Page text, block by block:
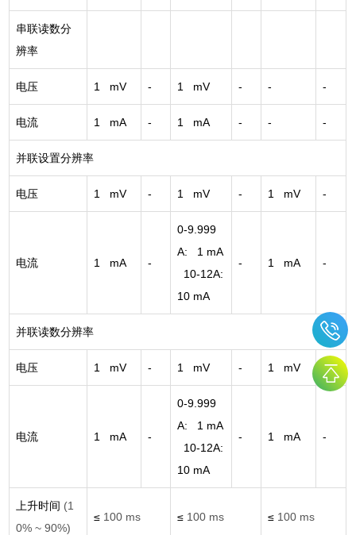
串联读数分
辨率
电压 1 mV - 1 mV - - -
电流 1 mA - 1 mA - - -
并联设置分辨率
电压 1 mV - 1 mV - 1 mV -
电流 1 mA -
0-9.999
A: 1 mA
10-12A:
10 mA
- 1 mA -
并联读数分辨率
电压 1 mV - 1 mV - 1 mV -
电流 1 mA -
0-9.999
A: 1 mA
10-12A:
10 mA
- 1 mA -
上升时间 (1
0% ~ 90%)
≤ 100 ms ≤ 100 ms ≤ 100 ms